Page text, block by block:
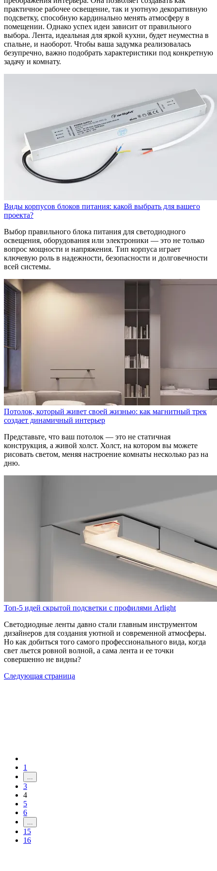
практичное рабочее освещение, так и уютную декоративную
подсветку, способную кардинально менять атмосферу в
помещении. Однако успех идеи зависит от правильного
выбора. Лента, идеальная для яркой кухни, будет неуместна в
спальне, и наоборот. Чтобы ваша задумка реализовалась
безупречно, важно подобрать характеристики под конкретную
задачу и комнату.
Виды корпусов блоков питания: какой выбрать для вашего
проекта?
Выбор правильного блока питания для светодиодного
освещения, оборудования или электроники — это не только
вопрос мощности и напряжения. Тип корпуса играет
ключевую роль в надежности, безопасности и долговечности
всей системы.
Потолок, который живет своей жизнью: как магнитный трек
создает динамичный интерьер
Представьте, что ваш потолок — это не статичная
конструкция, а живой холст. Холст, на котором вы можете
рисовать светом, меняя настроение комнаты несколько раз на
дню.
Топ-5 идей скрытой подсветки с профилями Arlight
Светодиодные ленты давно стали главным инструментом
дизайнеров для создания уютной и современной атмосферы.
Но как добиться того самого профессионального вида, когда
свет льется ровной волной, а сама лента и ее точки
совершенно не видны?
Следующая страница
1
3
4
5
6
15
16